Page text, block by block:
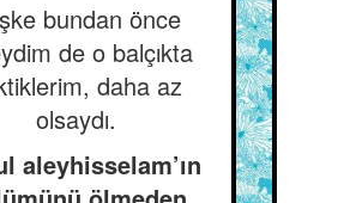
bundan önce
de o balçıkta
daha az
olsaydı.
aleyhisselam’ın